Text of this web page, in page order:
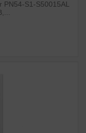
PN54-S1-S50015AL